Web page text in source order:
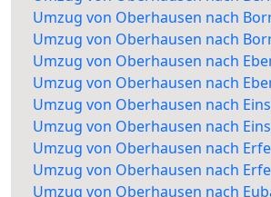
Umzug von Oberhausen nach
Umzug von Oberhausen nach
Umzug von Oberhausen nach
Umzug von Oberhausen nach
Umzug von Oberhausen nach
Umzug von Oberhausen nach
Umzug von Oberhausen nach
Umzug von Oberhausen nach
Umzug von Oberhausen nach